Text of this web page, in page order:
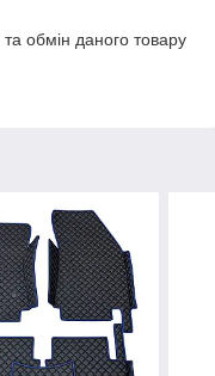
обмін даного товару